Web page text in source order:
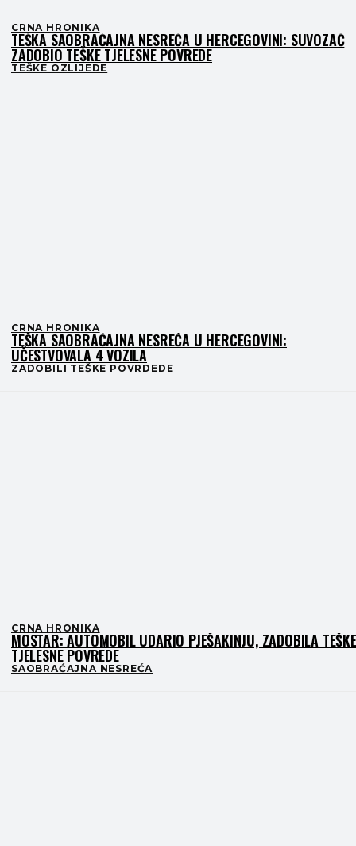
CRNA HRONIKA
TEŠKA SAOBRAĆAJNA NESREĆA U HERCEGOVINI: SUVOZAČ
ZADOBIO TEŠKE TJELESNE POVREDE
TEŠKE OZLIJEDE
CRNA HRONIKA
TEŠKA SAOBRAĆAJNA NESREĆA U HERCEGOVINI:
UČESTVOVALA 4 VOZILA
ZADOBILI TEŠKE POVRDEDE
CRNA HRONIKA
MOSTAR: AUTOMOBIL UDARIO PJEŠAKINJU, ZADOBILA TEŠKE
TJELESNE POVREDE
SAOBRAĆAJNA NESREĆA